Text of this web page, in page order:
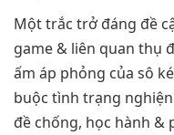
Một trắc trở đáng đề
game & liên quan thụ
ấm áp phỏng của sô
buộc tình trạng
đề chống, học hành &